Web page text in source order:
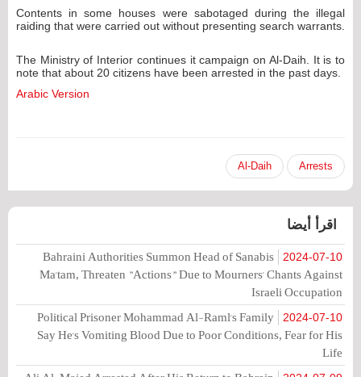
Contents in some houses were sabotaged during the illegal
raiding that were carried out without presenting search warrants.
The Ministry of Interior continues it campaign on Al-Daih. It is to
note that about 20 citizens have been arrested in the past days.
Arabic Version
Arrests
Al-Daih
اقرأ أيضا
2024-07-10
Bahraini Authorities Summon Head of Sanabis
Ma'tam, Threaten "Actions" Due to Mourners' Chants Against
Israeli Occupation
2024-07-10
Political Prisoner Mohammad Al-Raml's Family
Say He's Vomiting Blood Due to Poor Conditions, Fear for His
Life